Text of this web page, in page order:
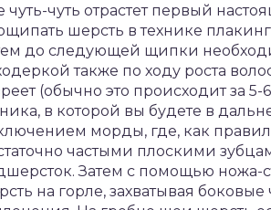
чуть-чуть отрастет первый
шерсть в технике
до следующей щипки
также по ходу роста
(обычно это происходит за
в которой вы будете в
морды, где, как
частыми плоскими
Затем с помощью ножа-
на горле, захватывая